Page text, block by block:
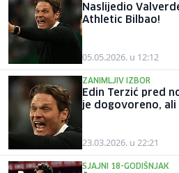
Naslijedio
Athletic Bilbao!
05.05.2026. u 12:12
ZANIMLJIV IZBOR
Edin Terzić pred
je dogovoreno,
23.03.2026. u 22:21
SJAJNI 18-GODIŠNJAK